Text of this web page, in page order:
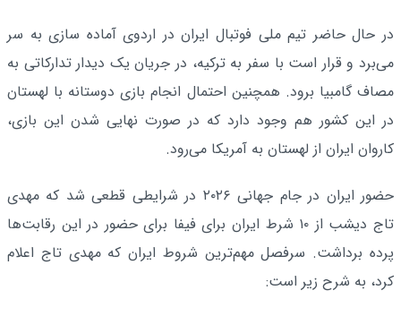
در حال حاضر تیم ملی فوتبال ایران در اردوی آماده سازی به سر
می‌برد و قرار است با سفر به ترکیه، در جریان یک دیدار تدارکاتی به
مصاف گامبیا برود. همچنین احتمال انجام بازی دوستانه با لهستان
در این کشور هم وجود دارد که در صورت نهایی شدن این بازی،
کاروان ایران از لهستان به آمریکا می‌رود.
حضور ایران در جام جهانی ۲۰۲۶ در شرایطی قطعی شد که مهدی
تاج دیشب از ۱۰ شرط ایران برای فیفا برای حضور در این رقابت‌ها
پرده برداشت. سرفصل مهم‌ترین شروط ایران که مهدی تاج اعلام
کرد، به شرح زیر است: